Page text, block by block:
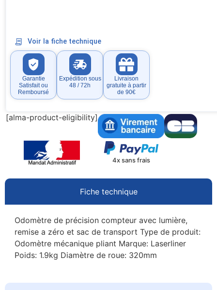
Voir la fiche technique
Garantie
Satisfait ou
Remboursé
Expédition sous
48 / 72h
Livraison
gratuite à partir
de 90€
[alma-product-eligibility]
4x sans frais
Fiche technique
Odomètre de précision compteur avec lumière,
remise a zéro et sac de transport Type de produit:
Odomètre mécanique pliant Marque: Laserliner
Poids: 1.9kg Diamètre de roue: 320mm